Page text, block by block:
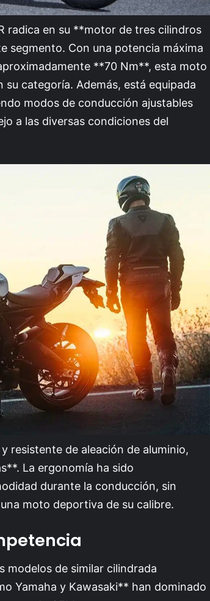
radica en su **motor de tres cilindros
segmento. Con una potencia máxima
**70 Nm**, esta moto
categoría. Además, está equipada
modos de conducción ajustables
a las diversas condiciones del
resistente de aleación de aluminio,
La ergonomía ha sido
durante la conducción, sin
moto deportiva de su calibre.
modelos de similar cilindrada
Yamaha y Kawasaki** han dominado